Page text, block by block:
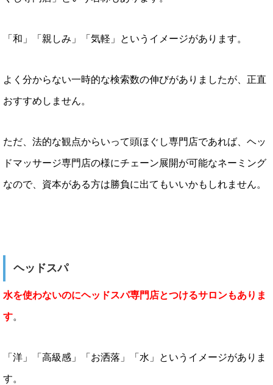
「和」「親しみ」「気軽」というイメージがあります。
よく分からない一時的な検索数の伸びがありましたが、正直
おすすめしません。
ただ、法的な観点からいって頭ほぐし専門店であれば、ヘッ
ドマッサージ専門店の様にチェーン展開が可能なネーミング
なので、資本がある方は勝負に出てもいいかもしれません。
ヘッドスパ
水を使わないのにヘッドスパ専門店とつけるサロンもありま
す。
「洋」「高級感」「お洒落」「水」というイメージがありま
す。